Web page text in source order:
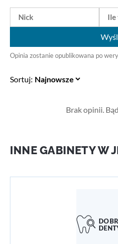
Opinia zostanie opublikowana po
Sortuj:
Brak opinii.
INNE GABINETY W